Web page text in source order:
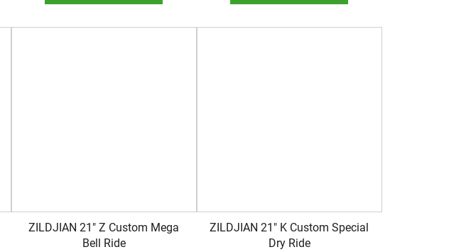
ZILDJIAN 21" Z Custom Mega
Bell Ride
ZILDJIAN 21" K Custom Special
Dry Ride